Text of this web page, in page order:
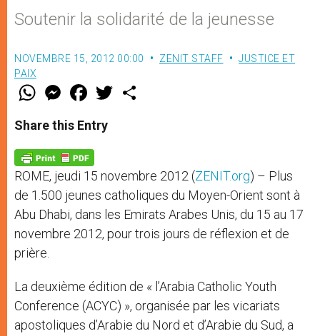
Soutenir la solidarité de la jeunesse
NOVEMBRE 15, 2012 00:00 ZENIT STAFF
JUSTICE ET
PAIX
W
t
s
p
p
M
e
s
e
g
e
r
F
a
e
b
o
k
w
Share this Entry
ROME, jeudi 15 novembre 2012 (ZENIT.org) – Plus
de 1.500 jeunes catholiques du Moyen-Orient sont à
Abu Dhabi, dans les Emirats Arabes Unis, du 15 au 17
novembre 2012, pour trois jours de réflexion et de
prière.
La deuxième édition de « l’Arabia Catholic Youth
Conference (ACYC) », organisée par les vicariats
apostoliques d’Arabie du Nord et d’Arabie du Sud, a